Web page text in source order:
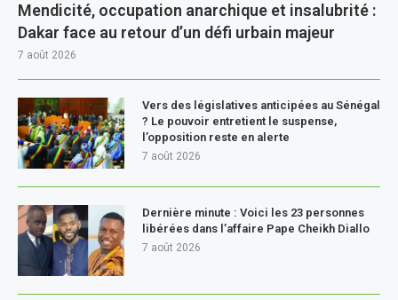
Mendicité, occupation anarchique et insalubrité :
Dakar face au retour d’un défi urbain majeur
7 août 2026
Vers des législatives anticipées au Sénégal
? Le pouvoir entretient le suspense,
l’opposition reste en alerte
7 août 2026
Dernière minute : Voici les 23 personnes
libérées dans l’affaire Pape Cheikh Diallo
7 août 2026